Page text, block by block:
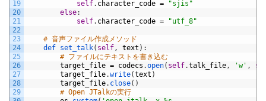
19
20
21
22
23
24
25
26
27
28
29
self. character_code =
"sjis"
else:
self. character_code = "utf_8"
# 音声ファイル作成メソッド
def set_talk( self, text ) :
# ファイルにテキストを書き込む
target_file = codecs .open( self.talk_file, 'w' ,
target_file.write(text )
target_file. close( )
# Open JTalkの実行